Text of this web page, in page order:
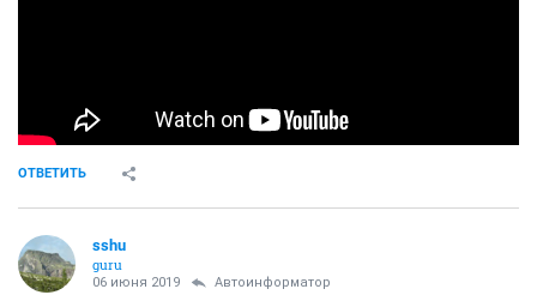
ОТВЕТИТЬ
sshu
guru
06 июня 2019 Автоинформатор